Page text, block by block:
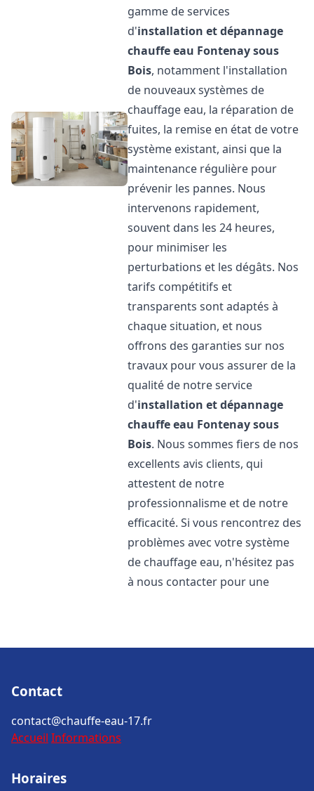
gamme de services
d'installation et dépannage
chauffe eau Fontenay sous
Bois, notamment l'installation
de nouveaux systèmes de
chauffage eau, la réparation de
fuites, la remise en état de votre
système existant, ainsi que la
maintenance régulière pour
prévenir les pannes. Nous
intervenons rapidement,
souvent dans les 24 heures,
pour minimiser les
perturbations et les dégâts. Nos
tarifs compétitifs et
transparents sont adaptés à
chaque situation, et nous
offrons des garanties sur nos
travaux pour vous assurer de la
qualité de notre service
d'installation et dépannage
chauffe eau Fontenay sous
Bois. Nous sommes fiers de nos
excellents avis clients, qui
attestent de notre
professionnalisme et de notre
efficacité. Si vous rencontrez des
problèmes avec votre système
de chauffage eau, n'hésitez pas
à nous contacter pour une
Contact
contact@chauffe-eau-17.fr
Accueil Informations
Horaires